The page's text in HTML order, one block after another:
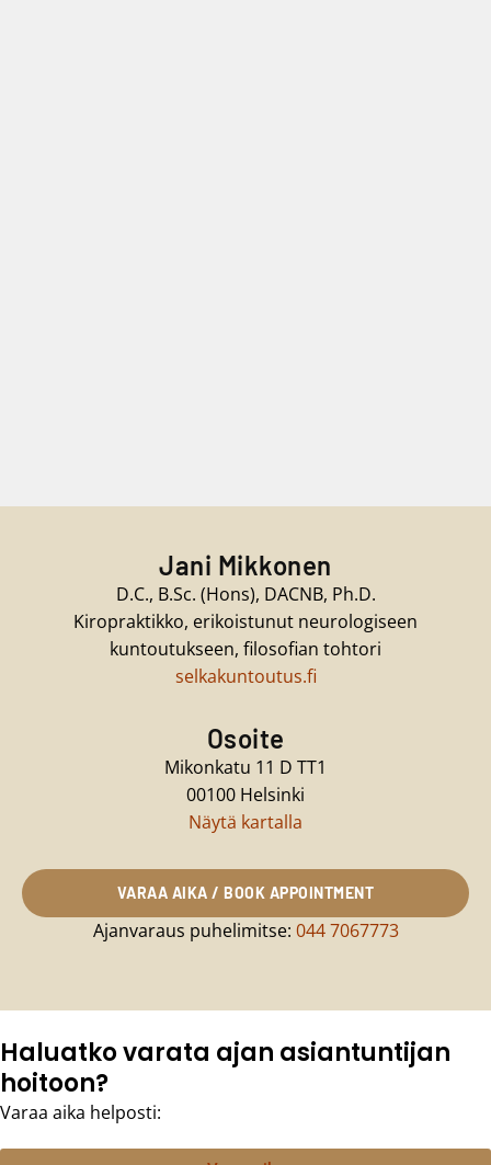
Jani Mikkonen
D.C., B.Sc. (Hons), DACNB, Ph.D.
Kiropraktikko, erikoistunut neurologiseen
kuntoutukseen, filosofian tohtori
selkakuntoutus.fi
Osoite
Mikonkatu 11 D TT1
00100 Helsinki
Näytä kartalla
VARAA AIKA / BOOK APPOINTMENT
Ajanvaraus puhelimitse: 044 7067773
Haluatko varata ajan asiantuntijan
hoitoon?
Varaa aika helposti: